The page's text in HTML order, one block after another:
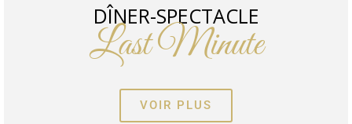
DÎNER-SPECTACLE
Last Minute
VOIR PLUS